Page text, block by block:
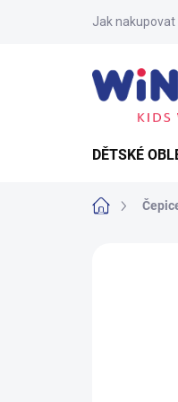
Jak nakupovat
DĚTSKÉ
Domů